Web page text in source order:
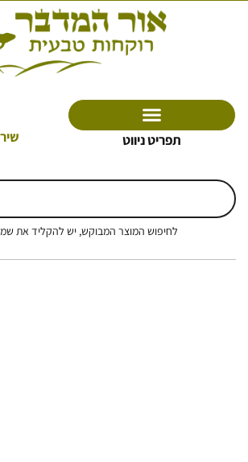
תפריט ניווט
לחיפוש המוצר המבוקש, יש להקליד את שמו